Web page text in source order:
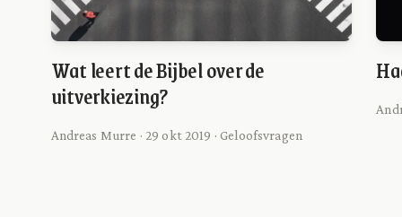
Wat leert de Bijbel over de
uitverkiezing?
Andreas Murre · 29 okt 2019 · Geloofsvragen